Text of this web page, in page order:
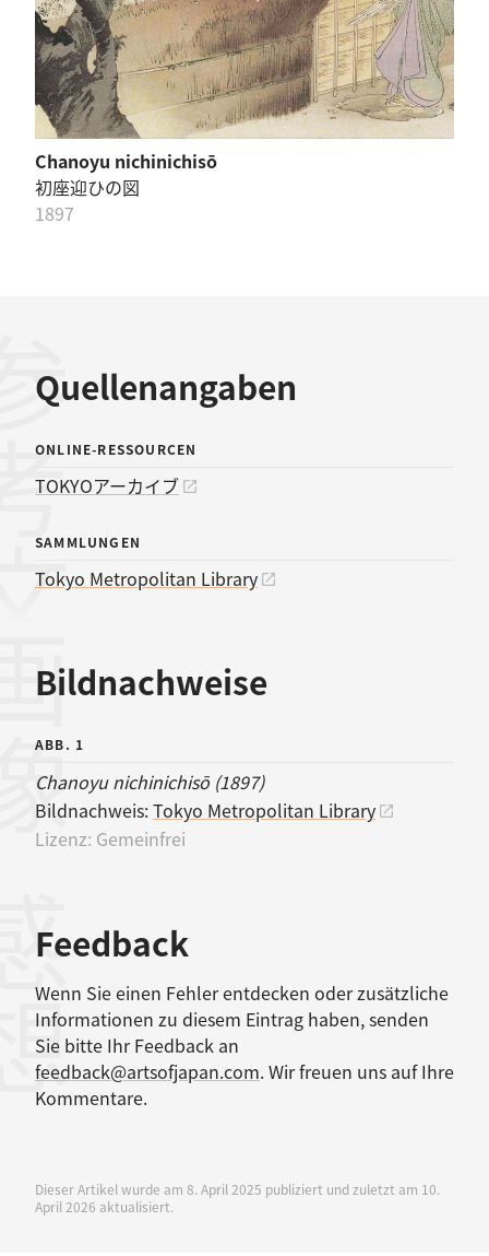
Chanoyu nichinichisō
初座迎ひの図
1897
Quellenangaben
献
ONLINE-RESSOURCEN
TOKYOアーカイブ
SAMMLUNGEN
Tokyo Metropolitan Library
Bildnachweise
ABB. 1
Chanoyu nichinichisō (1897)
Bildnachweis:Tokyo Metropolitan Library
Lizenz: Gemeinfrei
Feedback
Wenn Sie einen Fehler entdecken oder zusätzliche
Informationen zu diesem Eintrag haben, senden
Sie bitte Ihr Feedback an
feedback@artsofjapan.com. Wir freuen uns auf Ihre
Kommentare.
Dieser Artikel wurde am 8. April 2025 publiziert und zuletzt am 10.
April 2026 aktualisiert.